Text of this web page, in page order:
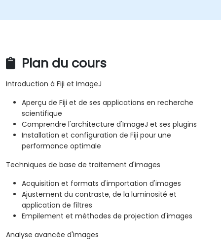
Plan du cours
Introduction à Fiji et ImageJ
Aperçu de Fiji et de ses applications en recherche
scientifique
Comprendre l'architecture d'ImageJ et ses plugins
Installation et configuration de Fiji pour une
performance optimale
Techniques de base de traitement d'images
Acquisition et formats d'importation d'images
Ajustement du contraste, de la luminosité et
application de filtres
Empilement et méthodes de projection d'images
Analyse avancée d'images